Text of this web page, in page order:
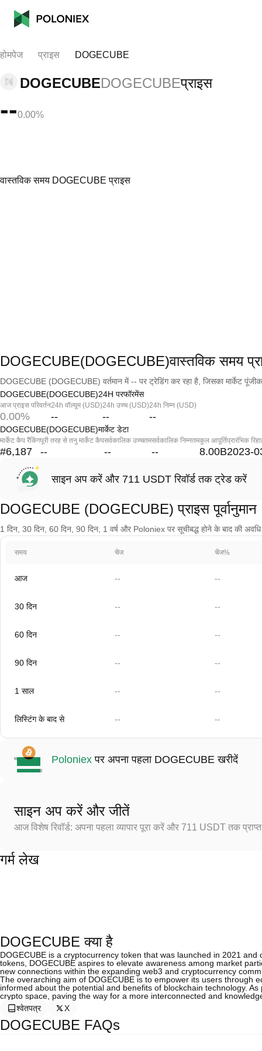
होमपेज प्राइस DOGECUBE
DOGECUBEDOGECUBEप्राइस
--0.00%
वास्तविक समय DOGECUBE प्राइस
DOGECUBE(DOGECUBE)वास्तविक समय
DOGECUBE (DOGECUBE) वर्तमान में -- पर ट्रेडिंग कर रहा है, जिसका मार्केट
DOGECUBE(DOGECUBE)24H परफॉरमेंस
आज प्राइस परिवर्तन
0.00%
24h वॉल्यूम (USD)
--
24h उच्च (USD)
--
24h निम्न (USD)
--
DOGECUBE(DOGECUBE)मार्केट डेटा
मार्केट कैप रैंकिंग
#6,187
पूरी तरह से तनु मार्केट कैप
--
सर्वकालिक उच्चतम
--
सर्वकालिक निम्नतम
--
कुल आपूर्ति
8.00B
प्रारंभिक
2023-
साइन अप करें और 711 USDT रिवॉर्ड तक ट्रेड करें
DOGECUBE (DOGECUBE) प्राइस पूर्वानुमान
1 दिन, 30 दिन, 60 दिन, 90 दिन, 1 वर्ष और Poloniex पर सूचीबद्ध होने के बाद की
समय चेंज चेंज%
आज -- --
30 दिन -- --
60 दिन -- --
90 दिन -- --
1 साल -- --
लिस्टिंग के बाद से -- --
Poloniex पर अपना पहला DOGECUBE खरीदें
साइन अप करें और जीतें
आज विशेष रिवॉर्ड: अपना पहला व्यापार पूरा करें और 711 USDT तक
गर्म लेख
DOGECUBE क्या है
DOGECUBE is a cryptocurrency token that was launched in 2021
tokens, DOGECUBE aspires to elevate awareness among market
new connections within the expanding web3 and cryptocurrency
The overarching aim of DOGECUBE is to empower its users through
informed about the potential and benefits of blockchain technology.
crypto space, paving the way for a more interconnected and
श्वेतपत्र
X
DOGECUBE FAQs